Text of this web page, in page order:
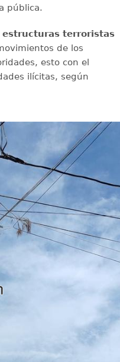
pública.
estructuras terroristas
de los
esto con el
ilícitas, según